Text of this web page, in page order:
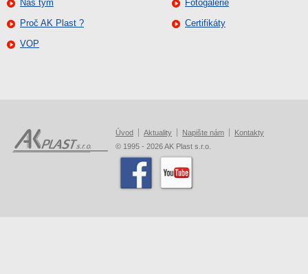
Náš tým
Proč AK Plast ?
VOP
Fotogalerie
Certifikáty
Úvod Aktuality Napište nám
Kontakty
© 1995 - 2026 AK Plast s.r.o.